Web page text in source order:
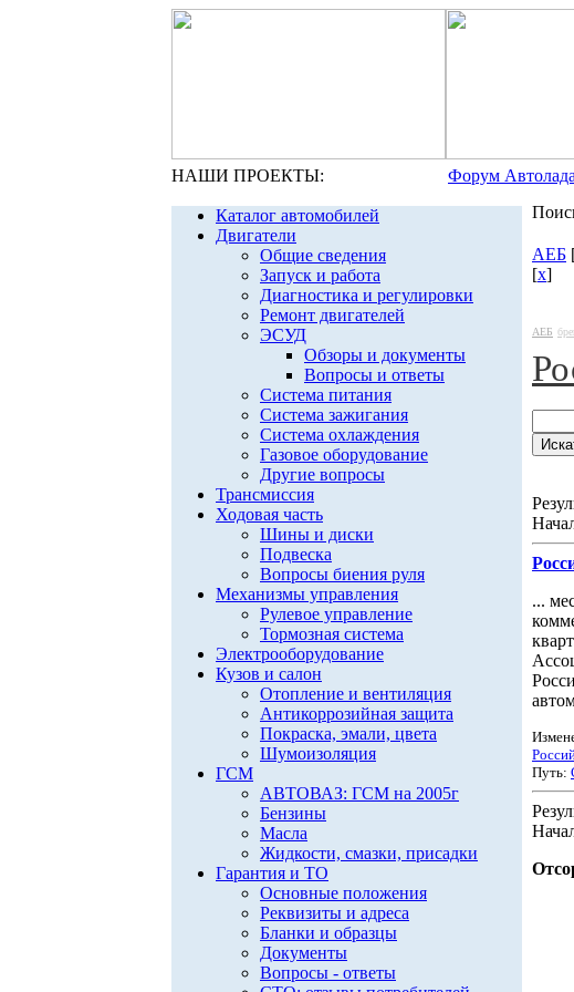
НАШИ ПРОЕКТЫ: Форум Автолада
Каталог автомобилей
Двигатели
Общие сведения
Запуск и работа
Диагностика и регулировки
Ремонт двигателей
ЭСУД
Обзоры и документы
Вопросы и ответы
Система питания
Система зажигания
Система охлаждения
Газовое оборудование
Другие вопросы
Трансмиссия
Ходовая часть
Шины и диски
Подвеска
Вопросы биения руля
Механизмы управления
Рулевое управление
Тормозная система
Электрооборудование
Кузов и салон
Отопление и вентиляция
Антикоррозийная защита
Покраска, эмали, цвета
Шумоизоляция
ГСМ
АВТОВАЗ: ГСМ на 2005г
Бензины
Масла
Жидкости, смазки, присадки
Гарантия и ТО
Основные положения
Реквизиты и адреса
Бланки и образцы
Документы
Вопросы - ответы
АЕБ
[x]
АЕБ
...
Путь: